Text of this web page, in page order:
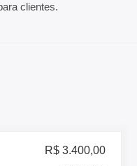
clientes.
R$ 3.400,00